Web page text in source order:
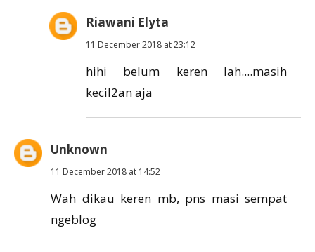
Riawani Elyta
11 December 2018 at 23:12
hihi belum keren lah....masih
kecil2an aja
Unknown
11 December 2018 at 14:52
Wah dikau keren mb, pns masi sempat
ngeblog